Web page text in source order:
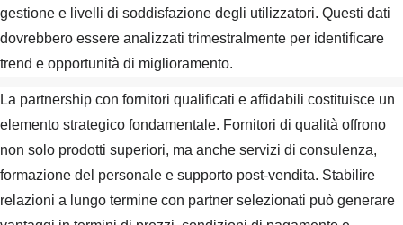
gestione e livelli di soddisfazione degli utilizzatori. Questi dati
dovrebbero essere analizzati trimestralmente per identificare
trend e opportunità di miglioramento.
La partnership con fornitori qualificati e affidabili costituisce un
elemento strategico fondamentale. Fornitori di qualità offrono
non solo prodotti superiori, ma anche servizi di consulenza,
formazione del personale e supporto post-vendita. Stabilire
relazioni a lungo termine con partner selezionati può generare